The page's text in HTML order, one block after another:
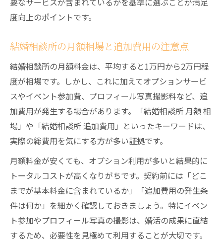
度向上のポイントです。
結婚相談所の月額相場と追加費用の注意点
結婚相談所の月額料金は、平均すると1万円から2万円程
度が相場です。しかし、これに加えてオプションサービ
スやイベント参加費、プロフィール写真撮影料など、追
加費用が発生する場合があります。「結婚相談所 月額 相
場」や「結婚相談所 追加費用」といったキーワードは、
実際の総費用を気にする方が多い証拠です。
月額料金が安くても、オプション利用が多いと結果的に
トータルコストが高くなりがちです。契約前には「どこ
までが基本料金に含まれているか」「追加費用の発生条
件は何か」を細かく確認しておきましょう。特にイベン
ト参加やプロフィール写真の撮影は、婚活の成果に直結
するため、必要性を見極めて利用することが大切です。